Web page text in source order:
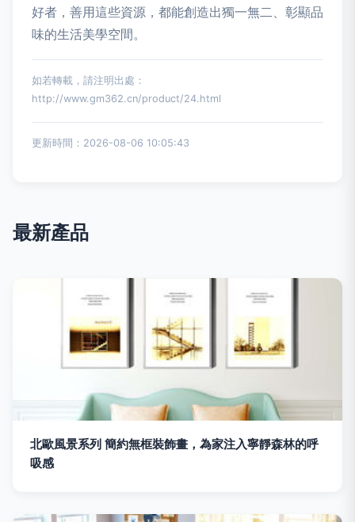
好者，善用這些資源，都能創造出獨一無二、彰顯品
味的生活美學空間。
如若轉載，請注明出處：
http://www.gm362.cn/product/24.html
更新時間：2026-08-06 10:05:43
最新產品
北歐風景系列 簡約無框裝飾畫，為家注入寧靜森林的呼
吸感